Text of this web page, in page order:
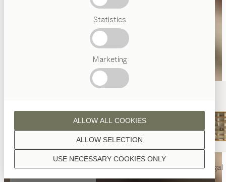
Statistics
Marketing
USE NECESSARY COOKIES ONLY
ALLOW SELECTION
ALLOW ALL COOKIES
Österreichisches
Handwerk
nyaTisch nyaStuhl filignoRegal